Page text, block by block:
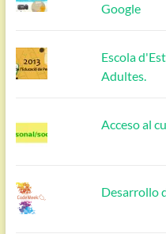
Google
Escola
Adultes.
Acceso al
Desarrollo